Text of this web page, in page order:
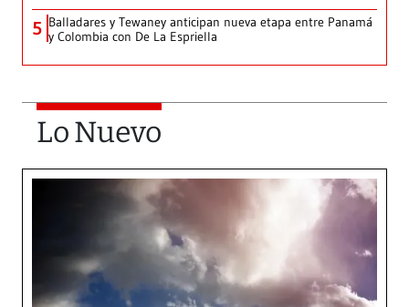
5 Balladares y Tewaney anticipan nueva etapa entre Panamá
y Colombia con De La Espriella
Lo Nuevo